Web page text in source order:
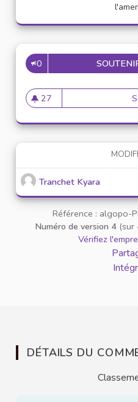
0
27
27 abonnés
Tranchet Kyara
Référence : algopo-
Numéro de version 4 (sur
Vérifiez
DÉTAILS DU